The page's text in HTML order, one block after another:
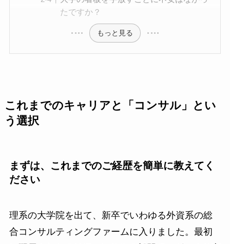
たですか？
もっと見る
これまでのキャリアと「コンサル」とい
う選択
まずは、これまでのご経歴を簡単に教えてく
ださい
理系の大学院を出て、新卒でいわゆる外資系の総
合コンサルティングファームに入りました。最初